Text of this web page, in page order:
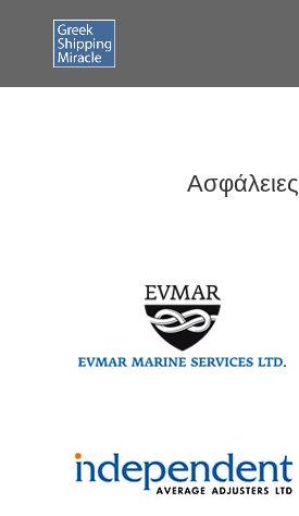
Ασφάλειες
Evmar Marine Services
lTD
Independent Average
Adjusters LTD.